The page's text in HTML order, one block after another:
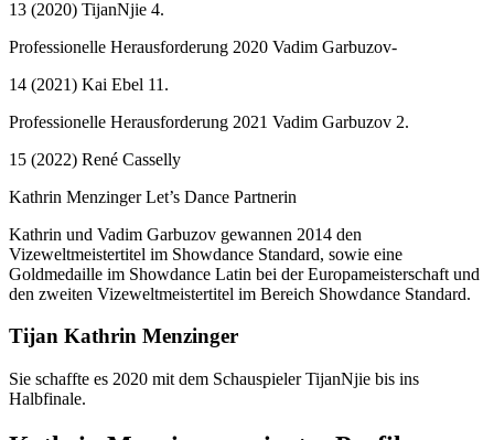
13 (2020) TijanNjie 4.
Professionelle Herausforderung 2020 Vadim Garbuzov-
14 (2021) Kai Ebel 11.
Professionelle Herausforderung 2021 Vadim Garbuzov 2.
15 (2022) René Casselly
Kathrin Menzinger Let’s Dance Partnerin
Kathrin und Vadim Garbuzov gewannen 2014 den
Vizeweltmeistertitel im Showdance Standard, sowie eine
Goldmedaille im Showdance Latin bei der Europameisterschaft und
den zweiten Vizeweltmeistertitel im Bereich Showdance Standard.
Tijan Kathrin Menzinger
Sie schaffte es 2020 mit dem Schauspieler TijanNjie bis ins
Halbfinale.